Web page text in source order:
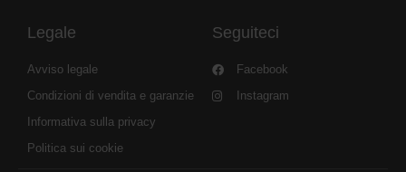
Legale
Avviso legale
Condizioni di vendita e garanzie
Informativa sulla privacy
Politica sui cookie
Seguiteci
Facebook
Instagram